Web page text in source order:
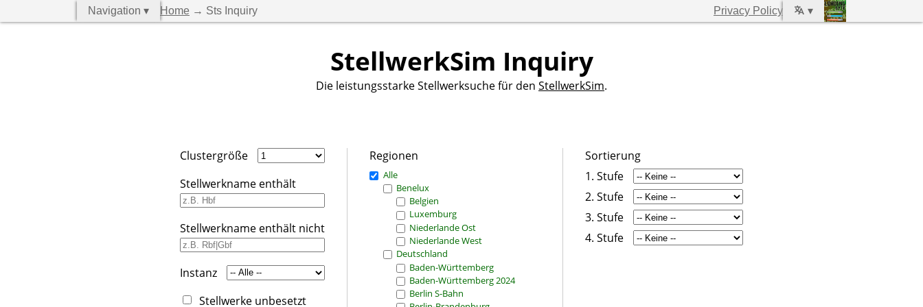
Navigation ▾ Home → Sts Inquiry Privacy Policy ▾
StellwerkSim Inquiry
Die leistungsstarke Stellwerksuche für den StellwerkSim.
Clustergröße
Stellwerkname enthält
Stellwerkname enthält nicht
Instanz
Stellwerke unbesetzt
Regionen
Alle
Benelux
Belgien
Luxemburg
Niederlande Ost
Niederlande West
Deutschland
Baden-Württemberg
Baden-Württemberg 2024
Berlin S-Bahn
Sortierung
1. Stufe
2. Stufe
3. Stufe
4. Stufe